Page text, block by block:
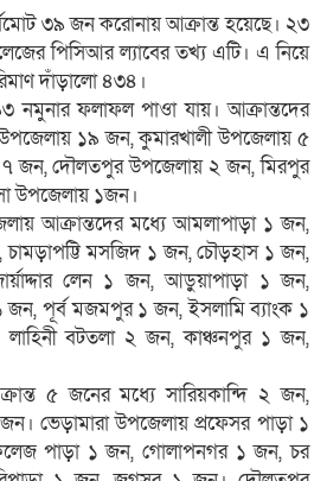
৩৯ জন করোনায় আক্রান্ত হয়েছে। ২৩
পিসিআর ল্যাবের তখ্য এটি। এ নিয়ে
দাঁড়ালো ৪৩৪।
নমুনার ফলাফল পাওা যায়। আক্রান্তদের
উপজেলায় ১৯ জন, কুমারখালী উপজেলায় ৫
৭ জন, দৌলতপুর উপজেলায় ২ জন, মিরপুর
উপজেলায় ১জন।
আক্রান্তদের মধ্যে আমলাপাড়া ১ জন,
মসজিদ ১ জন, চৌড়হাস ১ জন,
লেন ১ জন, আড়ুয়াপাড়া ১ জন,
পূর্ব মজমপুর ১ জন, ইসলামি ব্যাংক ১
বটতলা ২ জন, কাঞ্চনপুর ১ জন,
৫ জনের মধ্যে সারিয়কান্দি ২ জন,
ভেড়ামারা উপজেলায় প্রফেসর পাড়া ১
পাড়া ১ জন, গোলাপনগর ১ জন, চর